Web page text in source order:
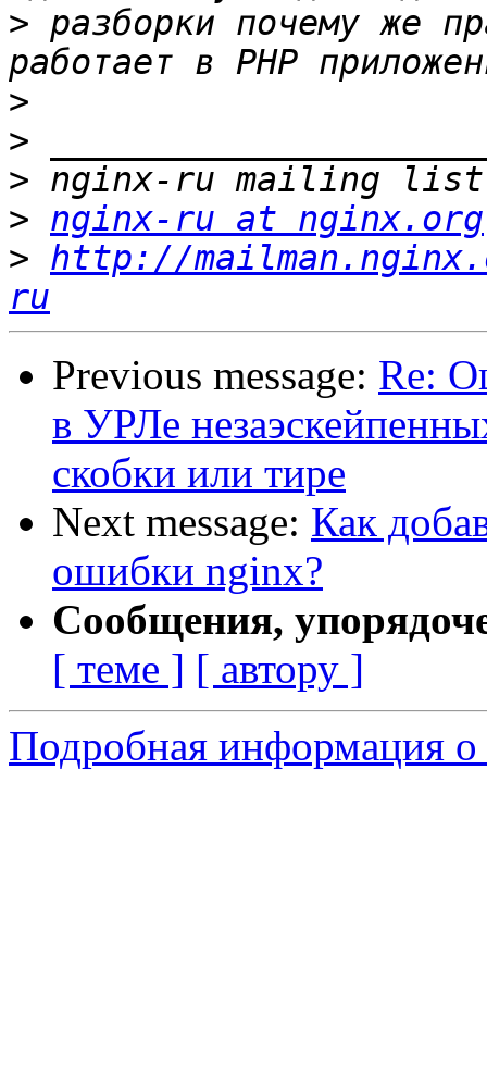
> разборки почему же
>
>
>
> nginx-ru at nginx.org
> http://
ru
Previous message: Re:
в УРЛе
скобки или тире
Next message: Как
ошибки nginx?
Сообщения,
[ теме ] [ автору ]
Подробная информация